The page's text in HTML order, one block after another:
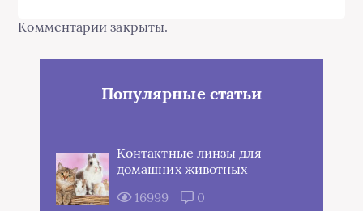
Комментарии закрыты.
Популярные статьи
Контактные линзы для
домашних животных
16999
0